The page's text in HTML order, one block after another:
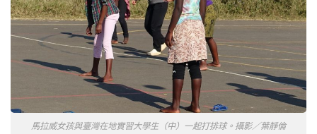
馬拉威女孩與臺灣在地實習大學生（中）一起打排球。攝影／葉靜倫